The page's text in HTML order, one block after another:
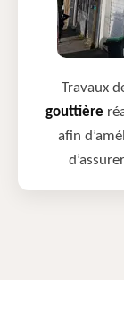
Travaux
gouttière
afin